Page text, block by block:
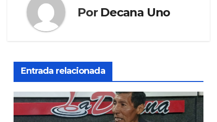
Por Decana Uno
Entrada relacionada